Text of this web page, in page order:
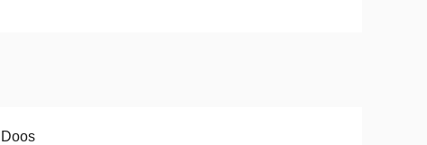
Doos